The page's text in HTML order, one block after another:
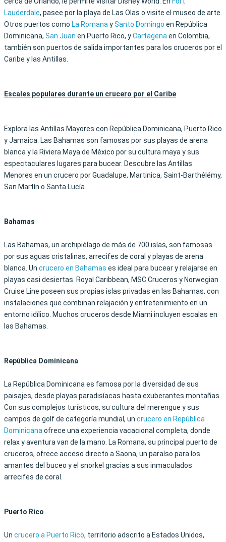
Lauderdale, pasee por la playa de Las Olas o visite el museo de arte.
Otros puertos como La RomanaySanto Domingo en República
Dominicana, San Juan en Puerto Rico, yCartagenaen Colombia,
también son puertos de salida importantes para los cruceros por el
Caribe y las Antillas.
Escales populares durante un crucero por el Caribe
Explora las Antillas Mayores con República Dominicana, Puerto Rico
y Jamaica. Las Bahamas son famosas por sus playas de arena
blanca y la Riviera Maya de México por su cultura maya y sus
espectaculares lugares para bucear. Descubre las Antillas
Menores en un crucero por Guadalupe, Martinica, Saint-Barthélémy,
San Martín o Santa Lucía.
Bahamas
Las Bahamas, un archipiélago de más de 700 islas, son famosas
por sus aguas cristalinas, arrecifes de coral y playas de arena
blanca. Un crucero en Bahamas es ideal para bucear y relajarse en
playas casi desiertas. Royal Caribbean, MSC Cruceros y Norwegian
Cruise Line poseen sus propias islas privadas en las Bahamas, con
instalaciones que combinan relajación y entretenimiento en un
entorno idílico. Muchos cruceros desde Miami incluyen escalas en
las Bahamas.
República Dominicana
La República Dominicana es famosa por la diversidad de sus
paisajes, desde playas paradisíacas hasta exuberantes montañas.
Con sus complejos turísticos, su cultura del merengue y sus
campos de golf de categoría mundial, un crucero en República
Dominicanaofrece una experiencia vacacional completa, donde
relax y aventura van de la mano. La Romana, su principal puerto de
cruceros, ofrece acceso directo a Saona, un paraíso para los
amantes del buceo y el snorkel gracias a sus inmaculados
arrecifes de coral.
Puerto Rico
Un crucero a Puerto Rico, territorio adscrito a Estados Unidos,